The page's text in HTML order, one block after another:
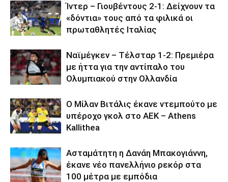
Ίντερ – Γιουβέντους 2-1: Δείχνουν τα
«δόντια» τους από τα φιλικά οι
πρωταθλητές Ιταλίας
Ναϊμέγκεν – Τέλσταρ 1-2: Πρεμιέρα
με ήττα για την αντίπαλο του
Ολυμπιακού στην Ολλανδία
Ο Μίλαν Βιτάλις έκανε ντεμπούτο με
υπέροχο γκολ στο ΑΕΚ – Athens
Kallithea
Ασταμάτητη η Δανάη Μπακογιάννη,
έκανε νέο πανελλήνιο ρεκόρ στα
100 μέτρα με εμπόδια